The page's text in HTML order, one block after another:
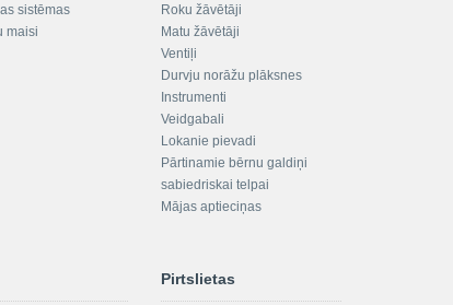
sistēmas
maisi
Roku žāvētāji
Matu žāvētāji
Ventiļi
Durvju norāžu plāksnes
Instrumenti
Veidgabali
Lokanie pievadi
Pārtinamie bērnu galdiņi
sabiedriskai telpai
Mājas aptieciņas
Pirtslietas